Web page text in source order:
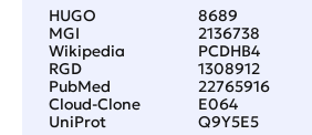
HUGO
8689
MGI
2136738
Wikipedia
PCDHB4
RGD
1308912
PubMed
22765916
Cloud-Clone
E064
UniProt
Q9Y5E5